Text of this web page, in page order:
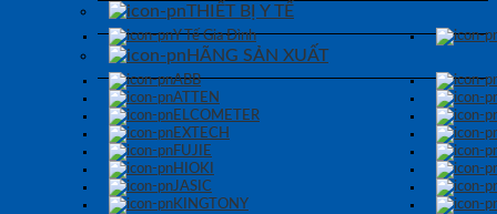
THIẾT BỊ Y TẾ
Y Tế Gia Đình
HÃNG SẢN XUẤT
ABB
ATTEN
ELCOMETER
EXTECH
FUJIE
HIOKI
JASIC
KINGTONY